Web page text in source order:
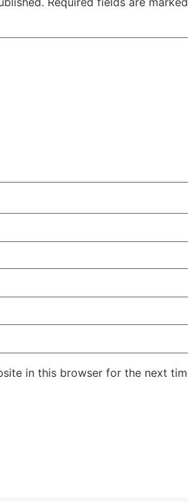
in this browser for the next